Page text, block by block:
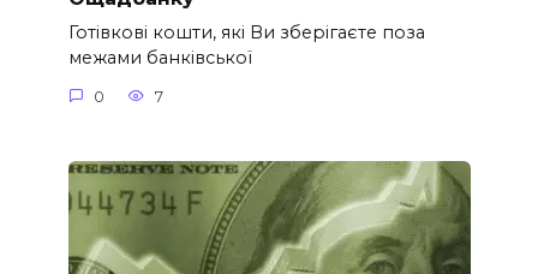
Готівкові кошти, які Ви зберігаєте поза
межами банківської
0 7